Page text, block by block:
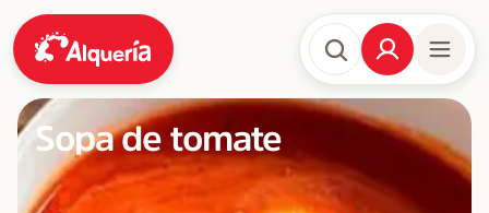
Sopa de tomate